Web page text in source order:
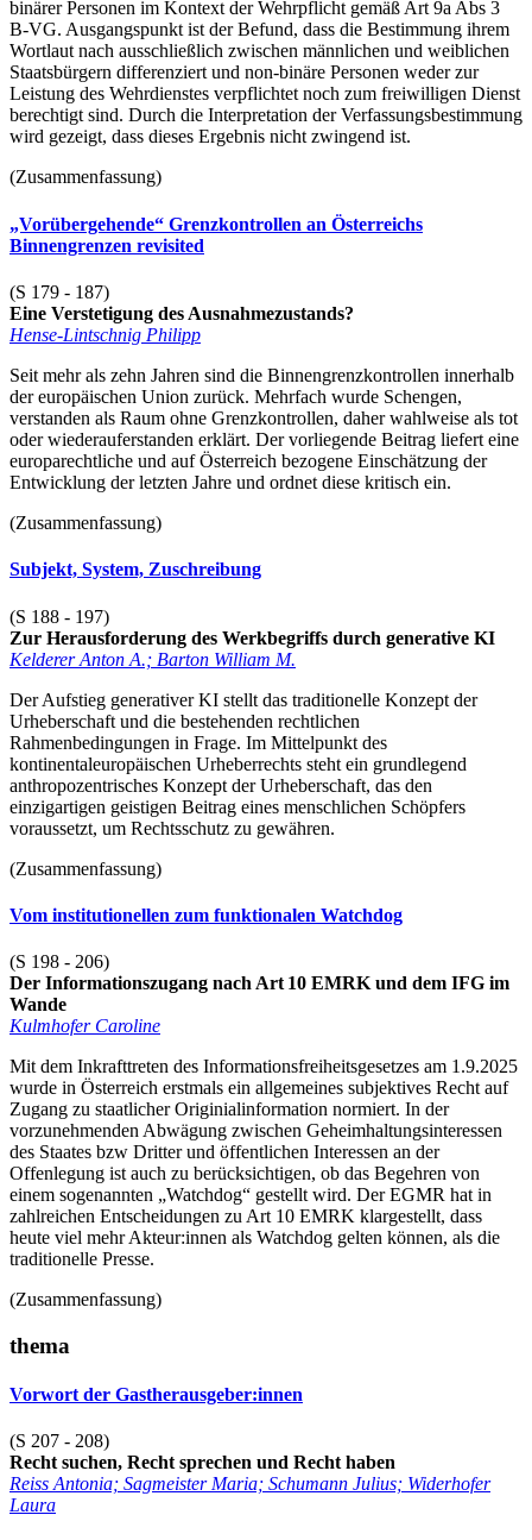
binärer Personen im Kontext der Wehrpflicht gemäß Art 9a Abs 3
B-VG. Ausgangspunkt ist der Befund, dass die Bestimmung ihrem
Wortlaut nach ausschließlich zwischen männlichen und weiblichen
Staatsbürgern differenziert und non-binäre Personen weder zur
Leistung des Wehrdienstes verpflichtet noch zum freiwilligen Dienst
berechtigt sind. Durch die Interpretation der Verfassungsbestimmung
wird gezeigt, dass dieses Ergebnis nicht zwingend ist.
(Zusammenfassung)
„Vorübergehende“ Grenzkontrollen an Österreichs
Binnengrenzen revisited
(S 179 - 187)
Eine Verstetigung des Ausnahmezustands?
Hense-Lintschnig Philipp
Seit mehr als zehn Jahren sind die Binnengrenzkontrollen innerhalb
der europäischen Union zurück. Mehrfach wurde Schengen,
verstanden als Raum ohne Grenzkontrollen, daher wahlweise als tot
oder wiederauferstanden erklärt. Der vorliegende Beitrag liefert eine
europarechtliche und auf Österreich bezogene Einschätzung der
Entwicklung der letzten Jahre und ordnet diese kritisch ein.
(Zusammenfassung)
Subjekt, System, Zuschreibung
(S 188 - 197)
Zur Herausforderung des Werkbegriffs durch generative KI
Kelderer Anton A.; Barton William M.
Der Aufstieg generativer KI stellt das traditionelle Konzept der
Urheberschaft und die bestehenden rechtlichen
Rahmenbedingungen in Frage. Im Mittelpunkt des
kontinentaleuropäischen Urheberrechts steht ein grundlegend
anthropozentrisches Konzept der Urheberschaft, das den
einzigartigen geistigen Beitrag eines menschlichen Schöpfers
voraussetzt, um Rechtsschutz zu gewähren.
(Zusammenfassung)
Vom institutionellen zum funktionalen Watchdog
(S 198 - 206)
Der Informationszugang nach Art 10 EMRK und dem IFG im
Wande
Kulmhofer Caroline
Mit dem Inkrafttreten des Informationsfreiheitsgesetzes am 1.9.2025
wurde in Österreich erstmals ein allgemeines subjektives Recht auf
Zugang zu staatlicher Originialinformation normiert. In der
vorzunehmenden Abwägung zwischen Geheimhaltungsinteressen
des Staates bzw Dritter und öffentlichen Interessen an der
Offenlegung ist auch zu berücksichtigen, ob das Begehren von
einem sogenannten „Watchdog“ gestellt wird. Der EGMR hat in
zahlreichen Entscheidungen zu Art 10 EMRK klargestellt, dass
heute viel mehr Akteur:innen als Watchdog gelten können, als die
traditionelle Presse.
(Zusammenfassung)
thema
Vorwort der Gastherausgeber:innen
(S 207 - 208)
Recht suchen, Recht sprechen und Recht haben
Reiss Antonia; Sagmeister Maria; Schumann Julius; Widerhofer
Laura